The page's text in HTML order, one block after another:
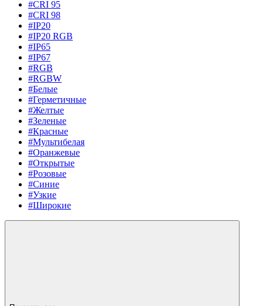
#CRI 95
#CRI 98
#IP20
#IP20 RGB
#IP65
#IP67
#RGB
#RGBW
#Белые
#Герметичные
#Желтые
#Зеленые
#Красные
#Мультибелая
#Оранжевые
#Открытые
#Розовые
#Синие
#Узкие
#Широкие